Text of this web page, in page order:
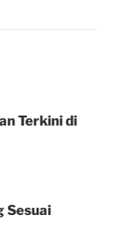
Terkini di
Sesuai